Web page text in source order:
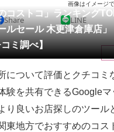
合ページ
す
トレンド
コストコ」ランキング
ルセール 木更津倉庫店
ミ調べ】
画像はイメージ
Share LINE
について評価とクチコミ
験を共有できるGoogleマ
り良いお店探しのツール
東地方でおすすめのコス